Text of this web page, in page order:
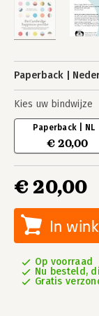
Paperback
Kies uw bindwijze
Paperback | NL
€ 20,00
€ 20,00
In
Op voorraad
Nu besteld,
Gratis